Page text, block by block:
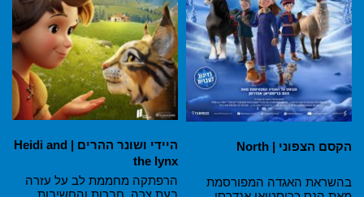
הקסם הצפוני | North
בהשראת האגדה המפורסמת
היידי ושונר ההרים | Heidi and
the lynx
הרפתקה מחממת לב על עזרה
בעת צרה, חברות והחשיבות